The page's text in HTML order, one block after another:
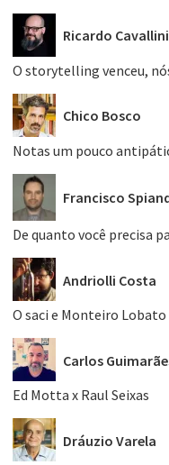
Ricardo Cavallini
O storytelling venceu,
Chico Bosco
Notas um pouco
Francisco
De quanto você precisa
Andriolli Costa
O saci e Monteiro Lobato
Carlos
Ed Motta x Raul Seixas
Dráuzio Varela